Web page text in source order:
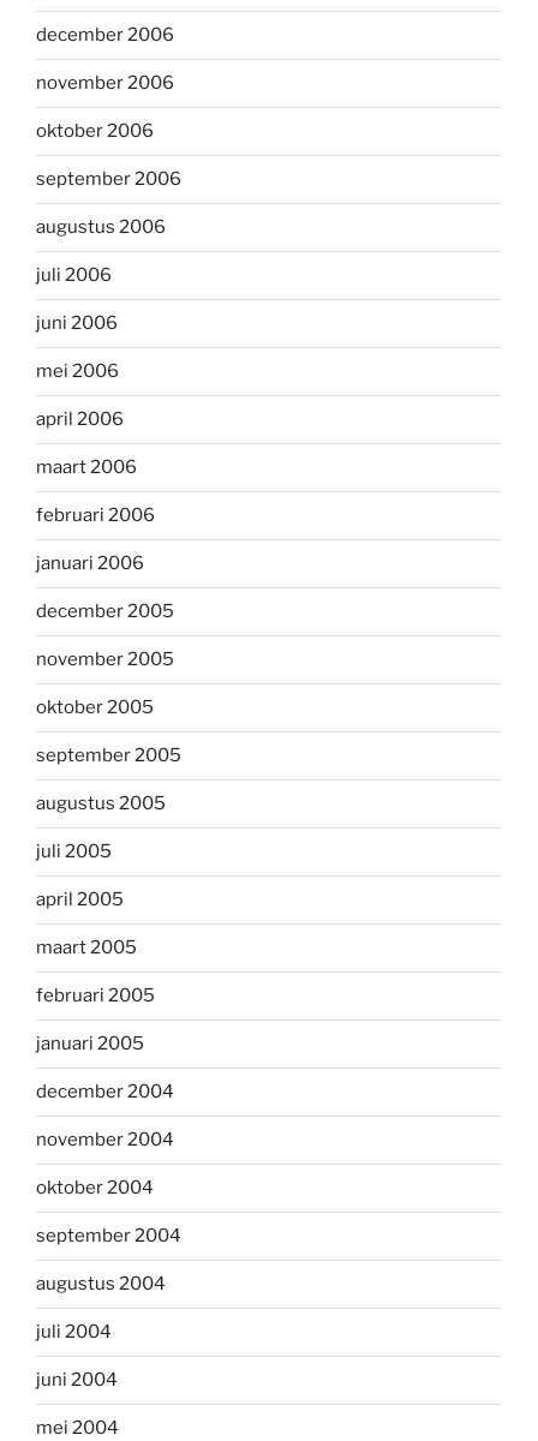
december 2006
november 2006
oktober 2006
september 2006
augustus 2006
juli 2006
juni 2006
mei 2006
april 2006
maart 2006
februari 2006
januari 2006
december 2005
november 2005
oktober 2005
september 2005
augustus 2005
juli 2005
april 2005
maart 2005
februari 2005
januari 2005
december 2004
november 2004
oktober 2004
september 2004
augustus 2004
juli 2004
juni 2004
mei 2004